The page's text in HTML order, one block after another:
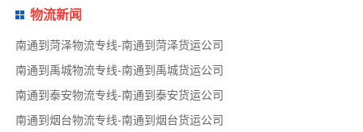
物流新闻
南通到菏泽物流专线-南通到菏泽货运公司
南通到禹城物流专线-南通到禹城货运公司
南通到泰安物流专线-南通到泰安货运公司
南通到烟台物流专线-南通到烟台货运公司